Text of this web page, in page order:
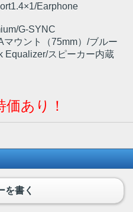
Earphone
G-SYNC
ウント（75mm）/ブルー
Equalizer/スピーカー内蔵
あり！
を書く